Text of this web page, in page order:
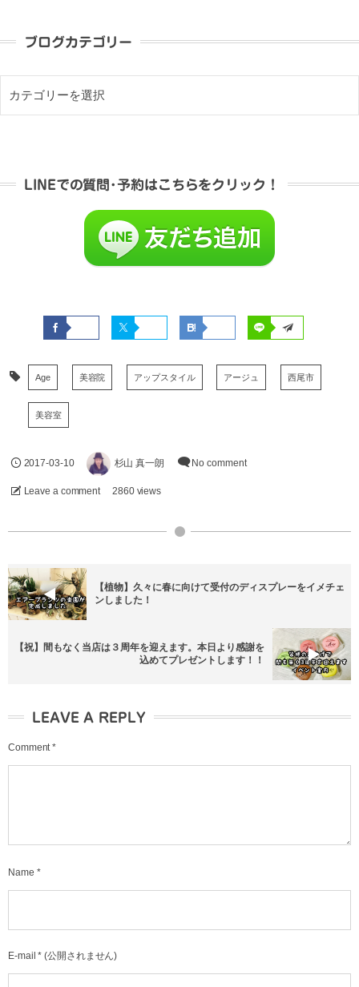
ブログカテゴリー
LINEでの質問･予約はこちらをクリック！
Age 美容院 アップスタイル アージュ 西尾市
美容室
2017-03-10 杉山 真一朗 No comment
Leave a comment 2860 views
【植物】久々に春に向けて受付のディスプレーをイメチェ
ンしました！
【祝】間もなく当店は３周年を迎えます。本日より感謝を
込めてプレゼントします！！
LEAVE A REPLY
Comment *
Name *
E-mail * (公開されません)